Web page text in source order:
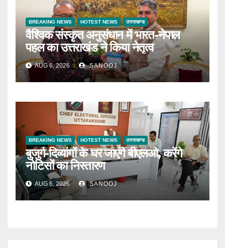
BREAKING NEWS HOTEST NEWS उत्तराखण्ड
वैश्विक संस्कृत अनुसंधान में भारत-नेपाल
पहल का उत्तराखंड ने किया नेतृत्व
AUG 6, 2026 SANOOJ
BREAKING NEWS HOTEST NEWS उत्तराखण्ड
बुजुर्ग-दिव्यांगों के घर जाएंगे बीएलओ, करेंगे
नोटिसों का निस्तारण
AUG 6, 2026 SANOOJ